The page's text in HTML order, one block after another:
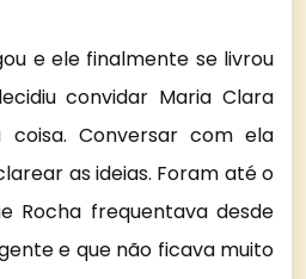
e ele finalmente se livrou
convidar Maria Clara
Conversar com ela
as ideias. Foram até o
Rocha frequentava desde
e que não ficava muito